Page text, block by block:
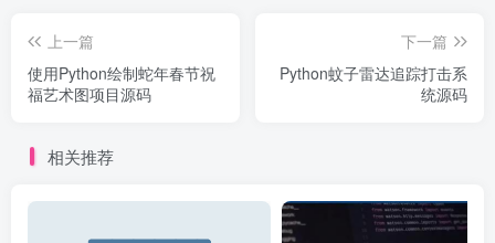
上一篇
使用Python绘制蛇年春节祝
福艺术图项目源码
下一篇
Python蚊子雷达追踪打击系
统源码
相关推荐